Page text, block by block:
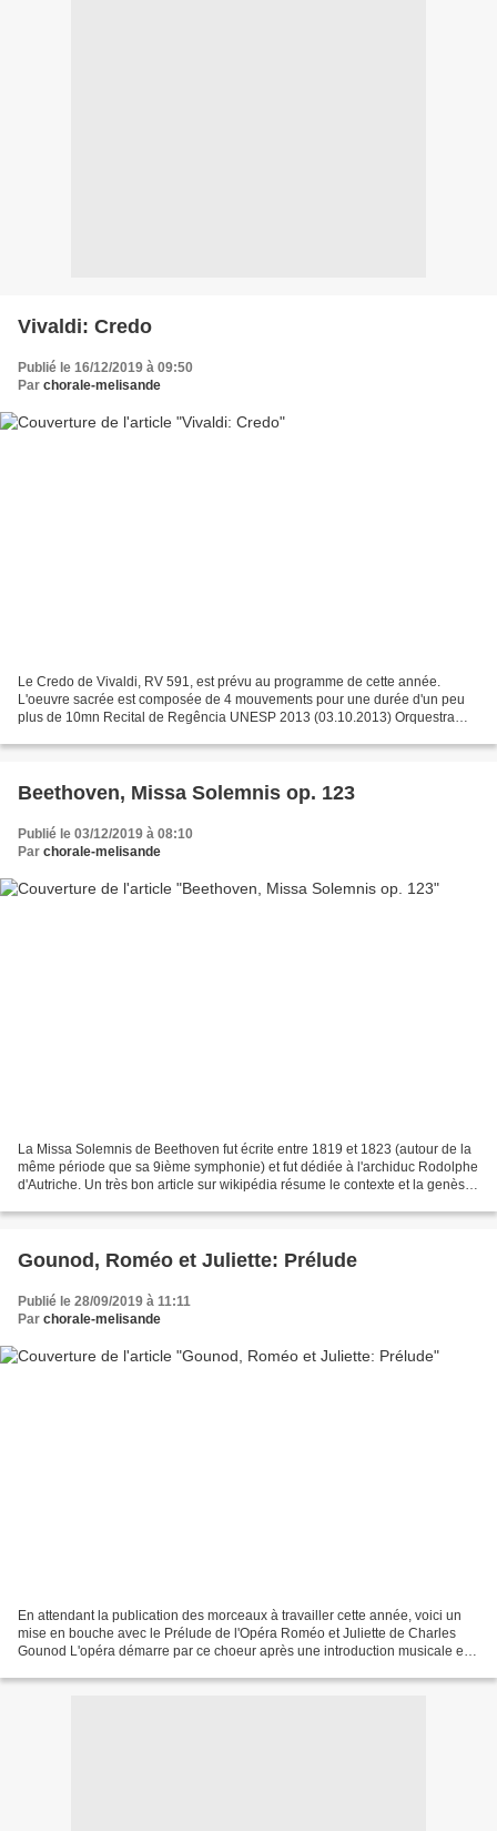
Vivaldi: Credo
Publié le 16/12/2019 à 09:50
Par chorale-melisande
Le Credo de Vivaldi, RV 591, est prévu au programme de cette année.
L'oeuvre sacrée est composée de 4 mouvements pour une durée d'un peu
plus de 10mn Recital de Regência UNESP 2013 (03.10.2013) Orquestra
Beethoven, Missa Solemnis op. 123
Publié le 03/12/2019 à 08:10
Par chorale-melisande
La Missa Solemnis de Beethoven fut écrite entre 1819 et 1823 (autour de la
même période que sa 9ième symphonie) et fut dédiée à l'archiduc Rodolphe
d'Autriche. Un très bon article sur wikipédia résume le contexte et la genèse
Gounod, Roméo et Juliette: Prélude
Publié le 28/09/2019 à 11:11
Par chorale-melisande
En attendant la publication des morceaux à travailler cette année, voici un
mise en bouche avec le Prélude de l'Opéra Roméo et Juliette de Charles
Gounod L'opéra démarre par ce choeur après une introduction musicale et